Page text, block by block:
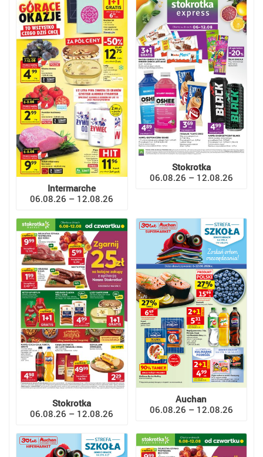
Intermarche
06.08.26 – 12.08.26
Stokrotka
06.08.26 – 12.08.26
Stokrotka
06.08.26 – 12.08.26
Auchan
06.08.26 – 12.08.26